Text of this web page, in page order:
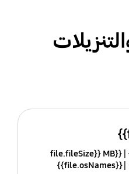
{{file.fileSize}} MB
{{file.osNames}}